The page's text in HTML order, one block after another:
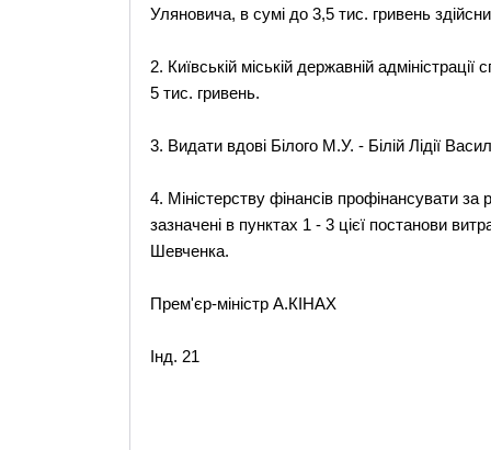
Уляновича, в сумі до 3,5 тис. гривень
2. Київській міській державній
5 тис. гривень.
3. Видати вдові Білого М.У. - Білій Лідії
4. Міністерству фінансів профінансувати за
зазначені в пунктах 1 - 3 цієї постанови
Шевченка.
Прем'єр-міністр А.КІНАХ
Інд. 21